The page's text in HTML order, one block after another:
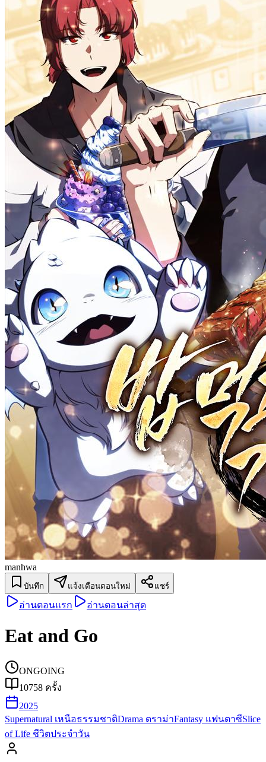
manhwa
บันทึก แจ้งเตือนตอนใหม่ แชร์
อ่านตอนแรก อ่านตอนล่าสุด
Eat and Go
ONGOING
10758 ครั้ง
2025
Supernatural เหนือธรรมชาติDrama ดราม่าFantasy แฟนตาซีSlice
of Life ชีวิตประจำวัน